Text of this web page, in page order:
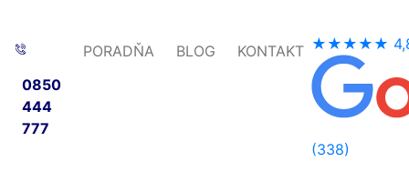
0850
444
777
PORADŇA BLOG KONTAKT ★★★★★
(338)